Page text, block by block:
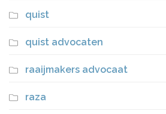
quist
quist advocaten
raaijmakers advocaat
raza